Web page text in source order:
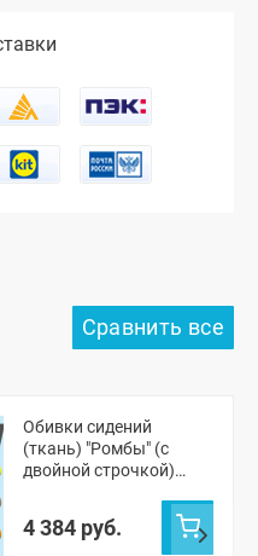
Обивки сидений
(ткань) "Ромбы" (с
двойной строчкой)
4 384 руб.